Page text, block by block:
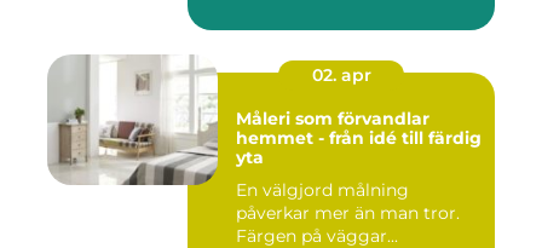
02. apr
Måleri som förvandlar
hemmet - från idé till färdig
yta
En välgjord målning
påverkar mer än man tror.
Färgen på väggar...